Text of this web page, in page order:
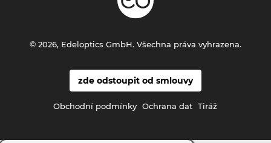
zde odstoupit od smlouvy
Obchodní podmínky Ochrana dat Tiráž
© 2026, Edeloptics GmbH. Všechna práva vyhrazena.